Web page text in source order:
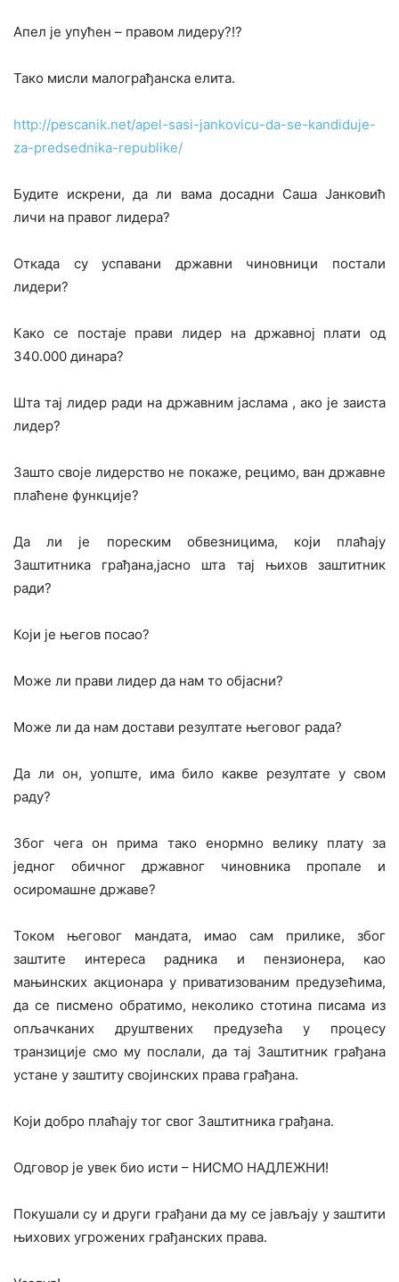
Апел је упућен – правом лидеру?!?
Тако мисли малограђанска елита.
http://pescanik.net/apel-sasi-jankovicu-da-se-kandiduje-
za-predsednika-republike/
Будите искрени, да ли вама досадни Саша Јанковић
личи на правог лидера?
Откада су успавани државни чиновници постали
лидери?
Како се постаје прави лидер на државној плати од
340.000 динара?
Шта тај лидер ради на државним јаслама , ако је заиста
лидер?
Зашто своје лидерство не покаже, рецимо, ван државне
плаћене функције?
Да ли је пореским обвезницима, који плаћају
Заштитника грађана,јасно шта тај њихов заштитник
ради?
Који је његов посао?
Може ли прави лидер да нам то објасни?
Може ли да нам достави резултате његовог рада?
Да ли он, уопште, има било какве резултате у свом
раду?
Због чега он прима тако енормно велику плату за
једног обичног државног чиновника пропале и
осиромашне државе?
Током његовог мандата, имао сам прилике, због
заштите интереса радника и пензионера, као
мањинских акционара у приватизованим предузећима,
да се писмено обратимо, неколико стотина писама из
опљачканих друштвених предузећа у процесу
транзиције смо му послали, да тај Заштитник грађана
устане у заштиту својинских права грађана.
Који добро плаћају тог свог Заштитника грађана.
Одговор је увек био исти – НИСМО НАДЛЕЖНИ!
Покушали су и други грађани да му се јављају у заштити
њихових угрожених грађанских права.